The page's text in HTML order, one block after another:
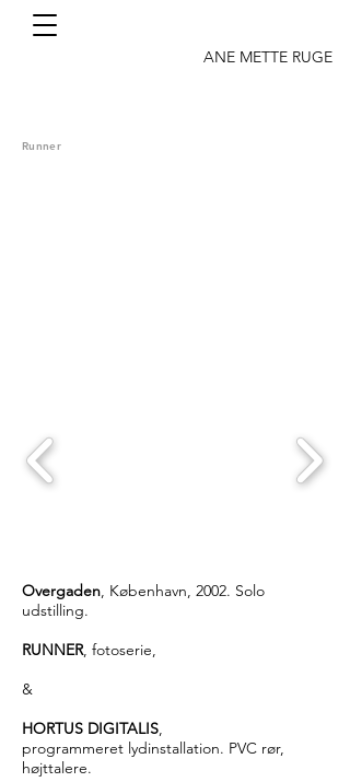
ANE METTE RUGE
Runner
Overgaden, København, 2002. Solo
udstilling.
RUNNER, fotoserie,
&
HORTUS DIGITALIS,
programmeret lydinstallation. PVC rør,
højttalere.